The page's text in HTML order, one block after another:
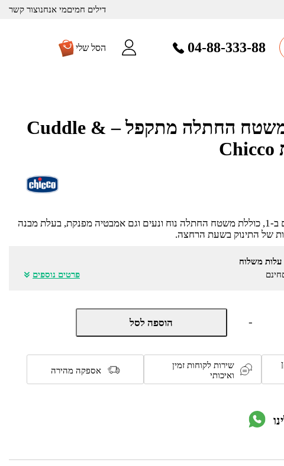
דילים חמיםמי אנחנוצור קשר
04-88-333-88 הסל שלי
אמבטיה עם משטח החתלה מתקפל – Cuddle &
אמבטיה מיוחדת 2 מוצרים ב-1, כוללת משטח החתלה נוח ונעים וגם אמבטיה מפנקת, בעלת מבנה
של התינוק בשעת הרחצה.
עלות משלוח
חינם
פרטים נוספים
-
כמות
אמבטיה
משטח
החתלה
מתקפל
-
הוספה לסל
שירות לקוחות זמין
ואיכותי
אספקה מהירה